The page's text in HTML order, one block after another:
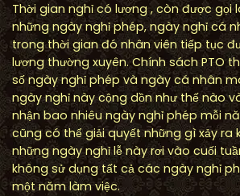
Thời gian nghỉ có lương , còn được gọi
những ngày nghỉ phép, ngày nghỉ cá
trong thời gian đó nhân viên tiếp tục
lương thường xuyên. Chính sách PTO
số ngày nghỉ phép và ngày cá nhân
ngày nghỉ này cộng dồn như thế nào
nhận bao nhiêu ngày nghỉ phép mỗi
cũng có thể giải quyết những gì xảy ra
những ngày nghỉ lễ này rơi vào cuối
không sử dụng tất cả các ngày nghỉ
một năm làm việc.